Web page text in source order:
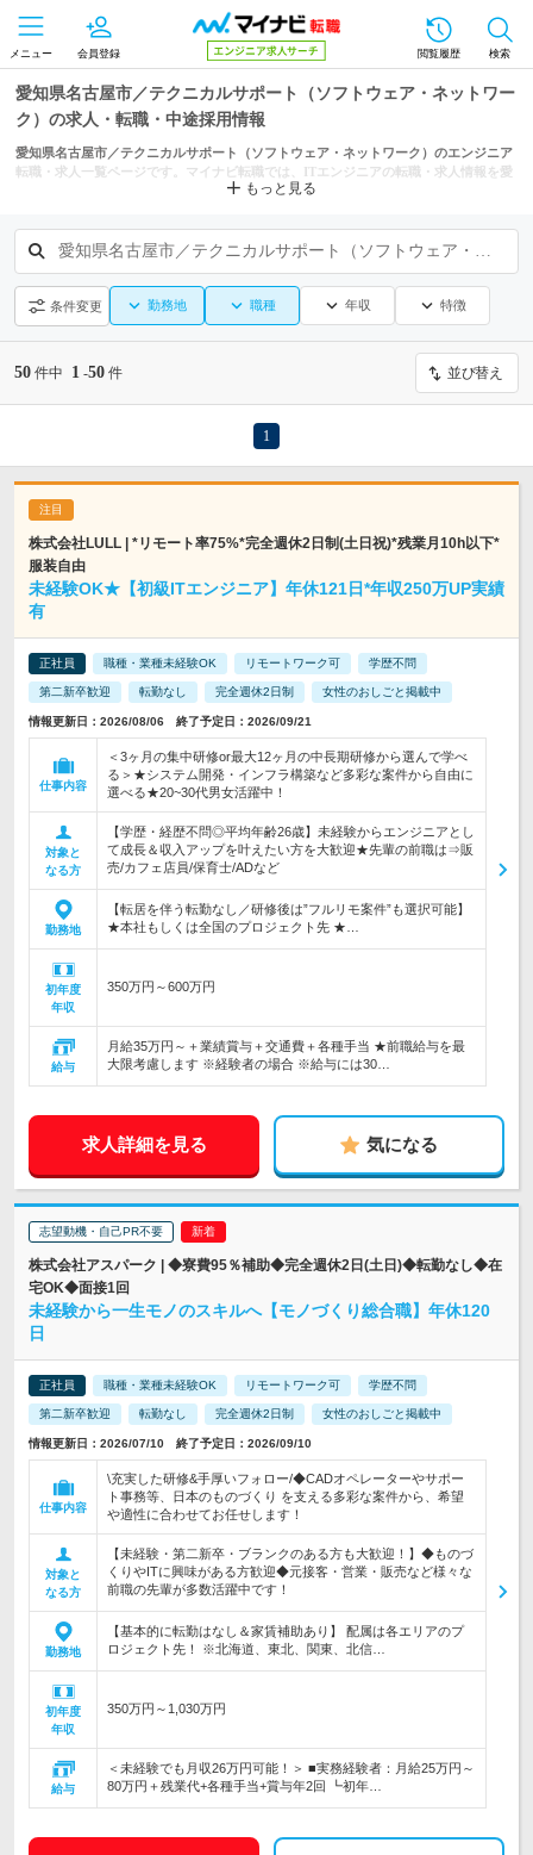
メニュー 会員登録 閲覧履歴 検索
愛知県名古屋市／テクニカルサポート（ソフトウェア・ネットワー
ク）の求人・転職・中途採用情報
愛知県名古屋市／テクニカルサポート（ソフトウェア・ネットワーク）のエンジニア
転職・求人一覧ページです。マイナビ転職では、ITエンジニアの転職・求人情報を愛
もっと見る
愛知県名古屋市／テクニカルサポート（ソフトウェア・ネットワーク）
条件変更 勤務地 職種 年収 特徴
50 件中 1 -50 件 並び替え
1
株式会社LULL | *リモート率75%*完全週休2日制(土日祝)*残業月10h以下*
服装自由
未経験OK★【初級ITエンジニア】年休121日*年収250万UP実績
有
正社員 職種・業種未経験OK リモートワーク可 学歴不問
第二新卒歓迎 転勤なし 完全週休2日制 女性のおしごと掲載中
情報更新日：2026/08/06 終了予定日：2026/09/21
仕事内容
＜3ヶ月の集中研修or最大12ヶ月の中長期研修から選んで学べ
る＞★システム開発・インフラ構築など多彩な案件から自由に
選べる★20~30代男女活躍中！
対象と
なる方
【学歴・経歴不問◎平均年齢26歳】未経験からエンジニアとし
て成長＆収入アップを叶えたい方を大歓迎★先輩の前職は⇒販
売/カフェ店員/保育士/ADなど
勤務地
【転居を伴う転勤なし／研修後は”フルリモ案件”も選択可能】
★本社もしくは全国のプロジェクト先 ★…
初年度
年収
350万円～600万円
給与
月給35万円～＋業績賞与＋交通費＋各種手当 ★前職給与を最
大限考慮します ※経験者の場合 ※給与には30…
求人詳細を見る 気になる
志望動機・自己PR不要
株式会社アスパーク | ◆寮費95％補助◆完全週休2日(土日)◆転勤なし◆在
宅OK◆面接1回
未経験から一生モノのスキルへ【モノづくり総合職】年休120
日
正社員 職種・業種未経験OK リモートワーク可 学歴不問
第二新卒歓迎 転勤なし 完全週休2日制 女性のおしごと掲載中
情報更新日：2026/07/10 終了予定日：2026/09/10
仕事内容
\充実した研修&手厚いフォロー/◆CADオペレーターやサポー
ト事務等、日本のものづくり を支える多彩な案件から、希望
や適性に合わせてお任せします！
対象と
なる方
【未経験・第二新卒・ブランクのある方も大歓迎！】◆ものづ
くりやITに興味がある方歓迎◆元接客・営業・販売など様々な
前職の先輩が多数活躍中です！
勤務地
【基本的に転勤はなし＆家賃補助あり】 配属は各エリアのプ
ロジェクト先！ ※北海道、東北、関東、北信…
初年度
年収
350万円～1,030万円
給与
＜未経験でも月収26万円可能！＞ ■実務経験者：月給25万円～
80万円＋残業代+各種手当+賞与年2回 ┗初年…